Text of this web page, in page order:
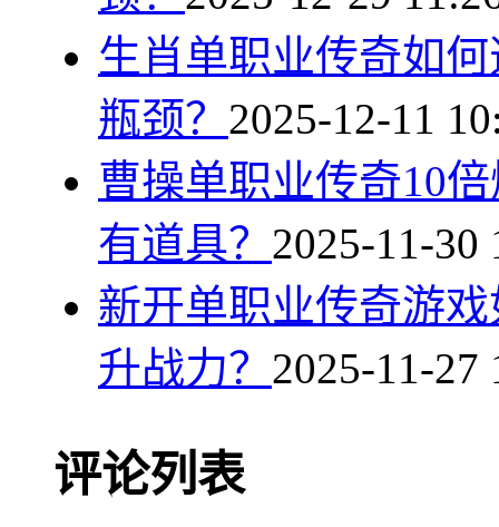
生肖单职业传奇如
瓶颈？ 2025-12-11
曹操单职业传奇10
有道具？ 2025-11-30
新开单职业传奇游
升战力？ 2025-11-27
评论列表